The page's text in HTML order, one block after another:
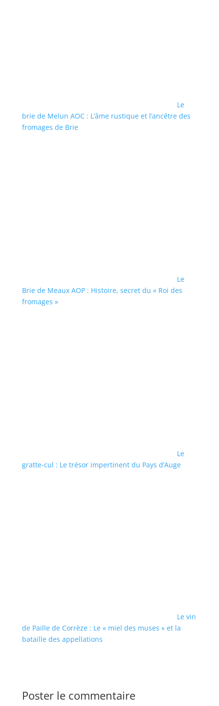
Le
brie de Melun AOC : L’âme rustique et l’ancêtre des
fromages de Brie
Le
Brie de Meaux AOP : Histoire, secret du « Roi des
fromages »
Le
gratte-cul : Le trésor impertinent du Pays d’Auge
Le vin
de Paille de Corrèze : Le « miel des muses » et la
bataille des appellations
Poster le commentaire